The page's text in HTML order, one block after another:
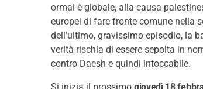
ormai è globale, alla causa
europei di fare fronte comune nella
dell’ultimo, gravissimo episodio, la
verità rischia di essere sepolta in
contro Daesh e quindi intoccabile.